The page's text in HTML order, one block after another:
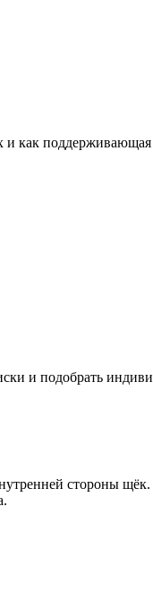
и как
и подобрать
стороны щёк.